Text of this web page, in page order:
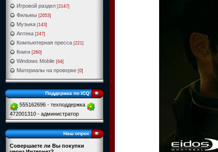
Игровой раздел [2147]
Фильмы [2053]
Музыка [143]
Аптека [247]
Компьютерная пресса [221]
Книги [260]
Windows Mobile [64]
Материалы на проверке [0]
Поддержка по ICQ
555162696 - техподдержка
472001310 - администратор
Наш опрос
Совершаете ли Вы покупки